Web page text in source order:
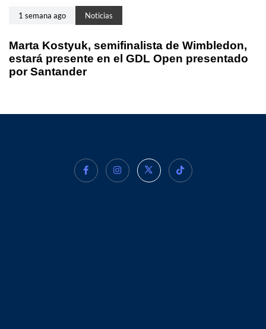
1 semana ago Noticias
Marta Kostyuk, semifinalista de Wimbledon,
estará presente en el GDL Open presentado
por Santander